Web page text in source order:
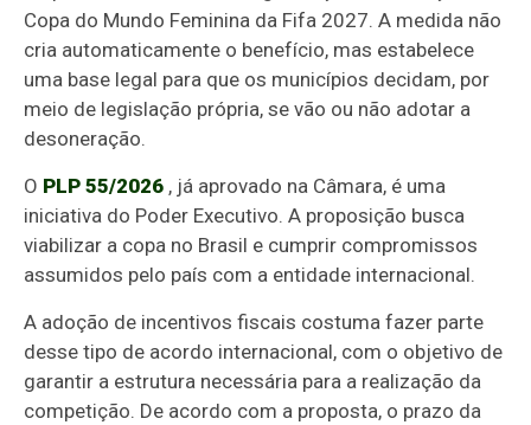
Copa do Mundo Feminina da Fifa 2027. A medida não
cria automaticamente o benefício, mas estabelece
uma base legal para que os municípios decidam, por
meio de legislação própria, se vão ou não adotar a
desoneração.
O PLP 55/2026 , já aprovado na Câmara, é uma
iniciativa do Poder Executivo. A proposição busca
viabilizar a copa no Brasil e cumprir compromissos
assumidos pelo país com a entidade internacional.
A adoção de incentivos fiscais costuma fazer parte
desse tipo de acordo internacional, com o objetivo de
garantir a estrutura necessária para a realização da
competição. De acordo com a proposta, o prazo da